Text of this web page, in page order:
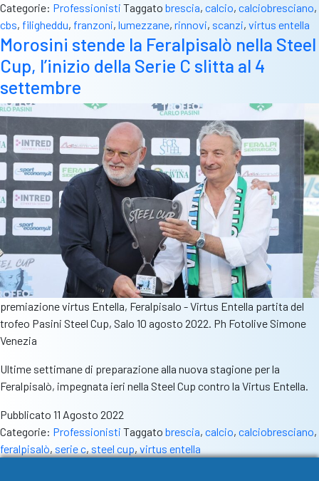
Matteo
Scanzi
rinnovano
con
Andrea
Franzoni
approda
alla
Virtus
Entella
Categorie: Professionisti Taggato brescia, calcio, calciobresciano,
cbs, filigheddu, franzoni, lumezzane, rinnovi, scanzi, virtus entella
Morosini stende la Feralpisalò nella Steel
Cup, l’inizio della Serie C slitta al 4
settembre
premiazione virtus Entella, Feralpisalo - Virtus Entella partita del
trofeo Pasini Steel Cup, Salo 10 agosto 2022. Ph Fotolive Simone
Venezia
Ultime settimane di preparazione alla nuova stagione per la
Feralpisalò, impegnata ieri nella Steel Cup contro la Virtus Entella.
Pubblicato 11 Agosto 2022
Categorie: Professionisti Taggato brescia, calcio, calciobresciano,
feralpisalò, serie c, steel cup, virtus entella